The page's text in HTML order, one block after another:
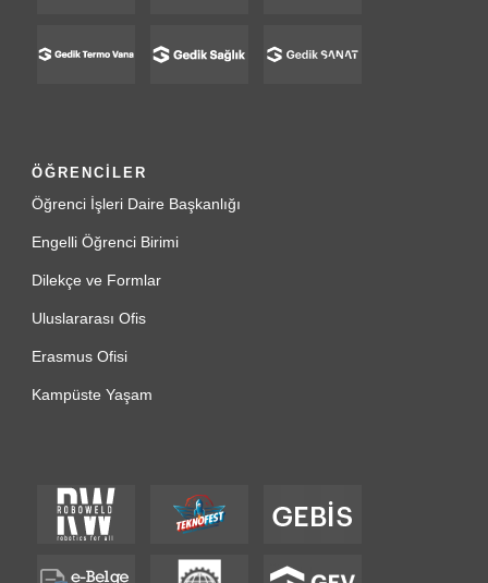
ÖĞRENCİLER
Öğrenci İşleri Daire Başkanlığı
Engelli Öğrenci Birimi
Dilekçe ve Formlar
Uluslararası Ofis
Erasmus Ofisi
Kampüste Yaşam